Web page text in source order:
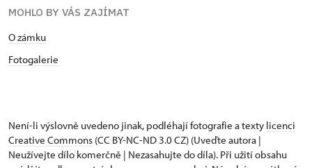
MOHLO BY VÁS ZAJÍMAT
O zámku
Fotogalerie
Není-li výslovně uvedeno jinak, podléhají fotografie a texty licenci
Creative Commons (CC BY-NC-ND 3.0 CZ) (Uveďte autora |
Neužívejte dílo komerčně | Nezasahujte do díla). Při užití obsahu